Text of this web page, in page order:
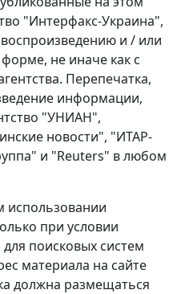
"Интерфакс-Украина",
и / или
не иначе как с
Перепечатка,
информации,
"УНИАН",
новости", "ИТАР-
и "Reuters" в любом
использовании
при условии
поисковых систем
материала на сайте
должна размещаться